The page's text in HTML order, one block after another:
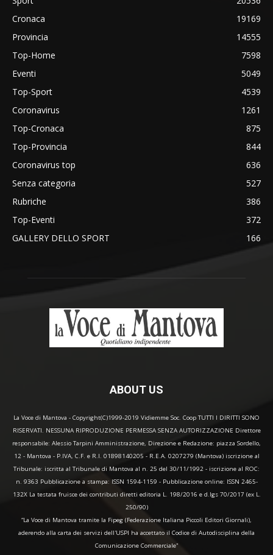
Cronaca
19169
Provincia
14555
Top-Home
7598
Eventi
5049
Top-Sport
4539
Coronavirus
1261
Top-Cronaca
875
Top-Provincia
844
Coronavirus top
636
Senza categoria
527
Rubriche
386
Top-Eventi
372
GALLERY DELLO SPORT
166
ABOUT US
La Voce di Mantova - Copyright(C)1999-2019 Vidiemme Soc. Coop TUTTI I DIRITTI SONO
RISERVATI. NESSUNA RIPRODUZIONE PERMESSA SENZA AUTORIZZAZIONE Direttore
responsabile: Alessio Tarpini Amministrazione, Direzione e Redazione: piazza Sordello,
12 - Mantova - P.IVA, C.F. e R.I. 01898140205 - R.E.A. 0207279 (Mantova) iscrizione al
Tribunale: iscritta al Tribunale di Mantova al n. 25 del 30/11/1992 - iscrizione al ROC:
n. 9363 Pubblicazione a stampa: ISSN 1594-1159 - Pubblicazione online: ISSN 2465-
132X La testata fruisce dei contributi diretti editoria L. 198/2016 e d.lgs 70/2017 (ex L.
250/90)
“La Voce di Mantova tramite la Fipeg (Federazione Italiana Piccoli Editori Giornali),
aderendo alla carta dei servizi dell'USPI ha accettato il Codice di Autodisciplina della
Comunicazione Commerciale"